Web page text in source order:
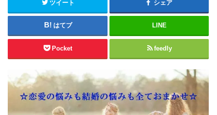
ツイート シェア
はてブ LINE
Pocket feedly